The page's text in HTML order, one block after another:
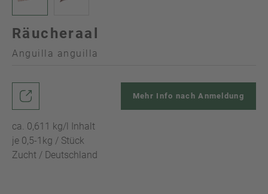
Räucheraal
Anguilla anguilla
ca. 0,611 kg/l Inhalt
je 0,5-1kg / Stück
Zucht / Deutschland
Mehr Info nach Anmeldung